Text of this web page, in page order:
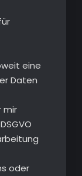
eine
Daten
mir
oder